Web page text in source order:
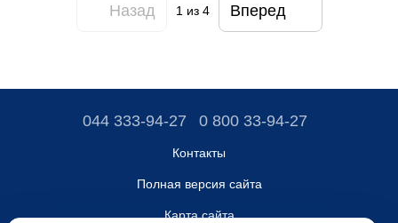
Назад 1 из 4 Вперед
044 333-94-27 0 800 33-94-27
Контакты
Полная версия сайта
Карта сайта